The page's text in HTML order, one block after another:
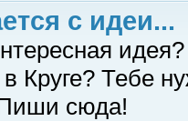
с идеи...
Круге? Тебе
сюда!